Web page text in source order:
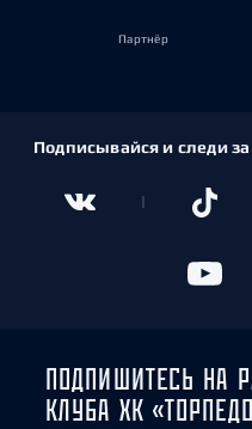
Партнёр
Подписывайся и следи за
ПОДПИШИТЕСЬ НА
КЛУБА ХК